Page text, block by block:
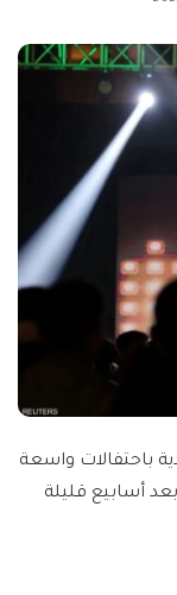
باحتفالات واسعة
أسابيع قليلة